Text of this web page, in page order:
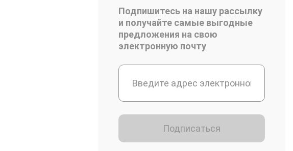
Подпишитесь на нашу рассылку
и получайте самые выгодные
предложения на свою
электронную почту
Подписаться